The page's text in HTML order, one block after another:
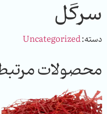
سرگل
دسته:Uncategorized
محصولات